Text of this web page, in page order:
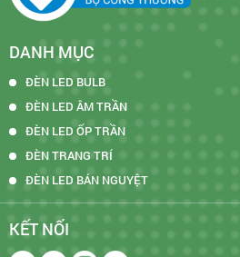
DANH MỤC
ĐÈN LED BULB
ĐÈN LED ÂM TRẦN
ĐÈN LED ỐP TRẦN
ĐÈN TRANG TRÍ
ĐÈN LED BÁN NGUYỆT
KẾT NỐI